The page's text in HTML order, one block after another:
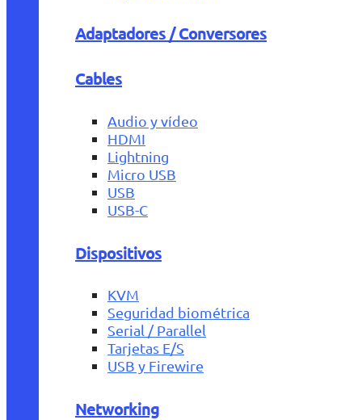
Adaptadores / Conversores
Cables
Audio y vídeo
HDMI
Lightning
Micro USB
USB
USB-C
Dispositivos
KVM
Seguridad biométrica
Serial / Parallel
Tarjetas E/S
USB y Firewire
Networking